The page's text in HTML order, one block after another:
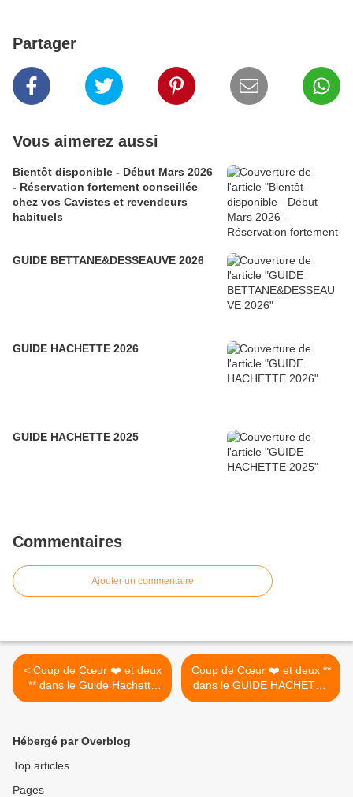
Partager
Vous aimerez aussi
Bientôt disponible - Début Mars 2026
- Réservation fortement conseillée
chez vos Cavistes et revendeurs
habituels
GUIDE BETTANE&DESSEAUVE 2026
GUIDE HACHETTE 2026
GUIDE HACHETTE 2025
Commentaires
Ajouter un commentaire
< Coup de Cœur ❤️ et deux
** dans le Guide Hachette
des Vins 2019 Clos la
de cœur une belle
récompense beaucoup de
beaucoup d’amour...
Coup de Cœur ❤️ et deux **
dans le GUIDE HACHETTE
DES VINS 2019 Clos la
Hébergé par Overblog
Top articles
Pages